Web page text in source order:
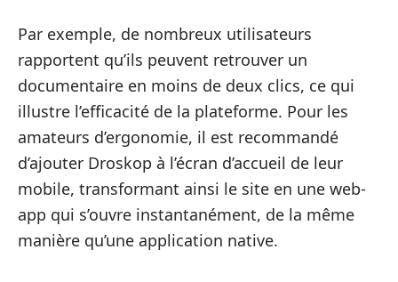
Par exemple, de nombreux utilisateurs
rapportent qu’ils peuvent retrouver un
documentaire en moins de deux clics, ce qui
illustre l’efficacité de la plateforme. Pour les
amateurs d’ergonomie, il est recommandé
d’ajouter Droskop à l’écran d’accueil de leur
mobile, transformant ainsi le site en une web-
app qui s’ouvre instantanément, de la même
manière qu’une application native.